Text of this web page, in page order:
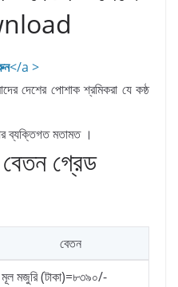
</a >
দেশের পোশাক শ্রমিকরা যে কষ্ঠ
ব্যক্তিগত মতামত ।
বেতন গ্রেড
বেতন
মূল মজুরি (টাকা)=৮৩৯০/-